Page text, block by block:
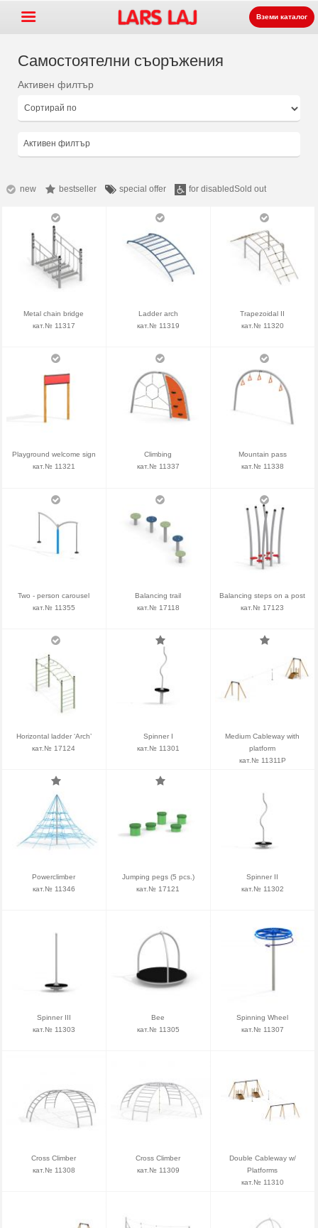
Оборудване за детски
Настилки +
За нас +
Контакт
Заявка на каталог
Lars Laj on Facebook
Вземи каталог
Самостоятелни съоръжения
Активен филтър
Активен филтър
new bestseller special offer for disabledSold out
Metal chain bridge
кат.№ 11317
Ladder arch
кат.№ 11319
Trapezoidal II
кат.№ 11320
Playground welcome sign
кат.№ 11321
Climbing
кат.№ 11337
Mountain pass
кат.№ 11338
Two - person carousel
кат.№ 11355
Balancing trail
кат.№ 17118
Balancing steps on a post
кат.№ 17123
Horizontal ladder ‘Arch’
кат.№ 17124
Spinner I
кат.№ 11301
Medium Cableway with
platform
кат.№ 11311P
Powerclimber
кат.№ 11346
Jumping pegs (5 pcs.)
кат.№ 17121
Spinner II
кат.№ 11302
Spinner III
кат.№ 11303
Bee
кат.№ 11305
Spinning Wheel
кат.№ 11307
Cross Climber
кат.№ 11308
Cross Climber
кат.№ 11309
Double Cableway w/
Platforms
кат.№ 11310